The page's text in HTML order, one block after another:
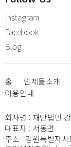
Instagram
Facebook
Blog
홈 인제몰소개
이용안내
회사명 : 재단법인
대표자 : 서동면
주소 : 강원특별자